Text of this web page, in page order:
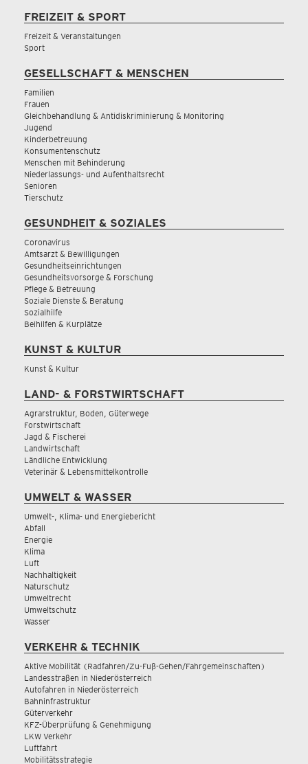
FREIZEIT & SPORT
Freizeit & Veranstaltungen
Sport
GESELLSCHAFT & MENSCHEN
Familien
Frauen
Gleichbehandlung & Antidiskriminierung & Monitoring
Jugend
Kinderbetreuung
Konsumentenschutz
Menschen mit Behinderung
Niederlassungs- und Aufenthaltsrecht
Senioren
Tierschutz
GESUNDHEIT & SOZIALES
Coronavirus
Amtsarzt & Bewilligungen
Gesundheitseinrichtungen
Gesundheitsvorsorge & Forschung
Pflege & Betreuung
Soziale Dienste & Beratung
Sozialhilfe
Beihilfen & Kurplätze
KUNST & KULTUR
Kunst & Kultur
LAND- & FORSTWIRTSCHAFT
Agrarstruktur, Boden, Güterwege
Forstwirtschaft
Jagd & Fischerei
Landwirtschaft
Ländliche Entwicklung
Veterinär & Lebensmittelkontrolle
UMWELT & WASSER
Umwelt-, Klima- und Energiebericht
Abfall
Energie
Klima
Luft
Nachhaltigkeit
Naturschutz
Umweltrecht
Umweltschutz
Wasser
VERKEHR & TECHNIK
Aktive Mobilität (Radfahren/Zu-Fuß-Gehen/Fahrgemeinschaften)
Landesstraßen in Niederösterreich
Autofahren in Niederösterreich
Bahninfrastruktur
Güterverkehr
KFZ-Überprüfung & Genehmigung
LKW Verkehr
Luftfahrt
Mobilitätsstrategie